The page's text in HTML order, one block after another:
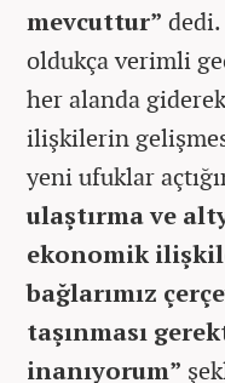
mevcuttur”
oldukça verimli
her alanda
ilişkilerin
yeni ufuklar
ulaştırma ve
ekonomik
bağlarımız
taşınması
inanıyorum”